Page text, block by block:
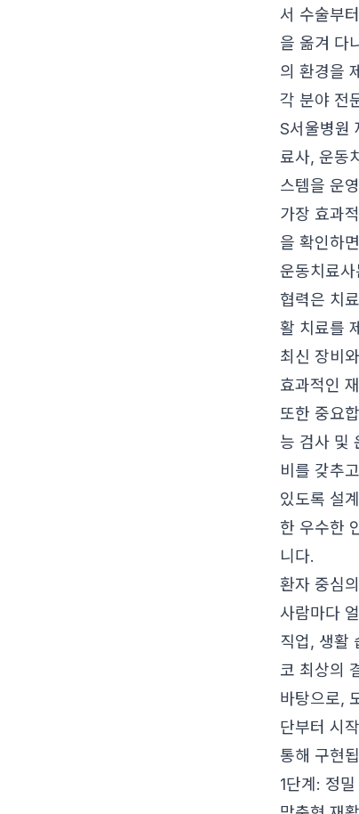
서 수술부
을 옮겨 다
의 환경을
각 분야 전
S서울병원
료사, 운동
스템을 운
가장 효과
을 확인하
운동치료
협력은 치
활 치료를
최신 장비
효과적인
또한 중요
능 검사 및
비를 갖추
있도록 설
한 우수한
니다.
환자 중심
사람마다
직업, 생활
코 최상의
바탕으로,
단부터 시
통해 구현
1단계: 정